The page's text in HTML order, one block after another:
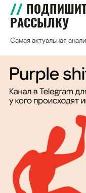
РАССЫЛКУ
Самая актуальная